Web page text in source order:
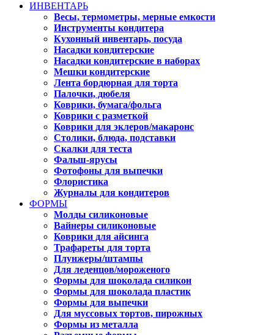
ИНВЕНТАРЬ
Весы, термометры, мерные емкости
Инструменты кондитера
Кухонный инвентарь, посуда
Насадки кондитерские
Насадки кондитерские в наборах
Мешки кондитерские
Лента бордюрная для торта
Палочки, дюбеля
Коврики, бумага/фольга
Коврики с разметкой
Коврики для эклеров/макаронс
Столики, блюда, подставки
Скалки для теста
Фальш-ярусы
Фотофоны для выпечки
Флористика
Журналы для кондитеров
ФОРМЫ
Молды силиконовые
Вайнеры силиконовые
Коврики для айсинга
Трафареты для торта
Плунжеры/штампы
Для леденцов/мороженого
Формы для шоколада силикон
Формы для шоколада пластик
Формы для выпечки
Для муссовых тортов, пирожных
Формы из металла